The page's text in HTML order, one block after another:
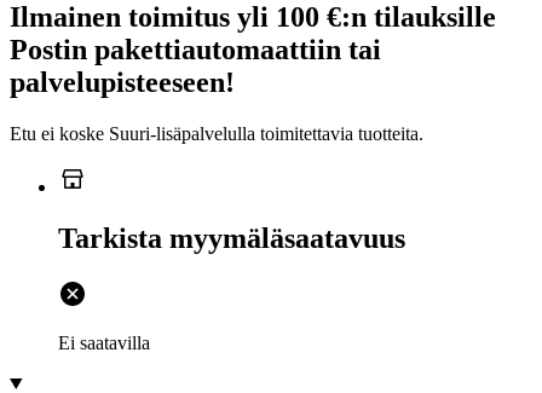
Ilmainen toimitus yli 100 €:n tilauksille
Postin pakettiautomaattiin tai
palvelupisteeseen!
Etu ei koske Suuri‑lisäpalvelulla toimitettavia tuotteita.
Tarkista myymäläsaatavuus
Ei saatavilla